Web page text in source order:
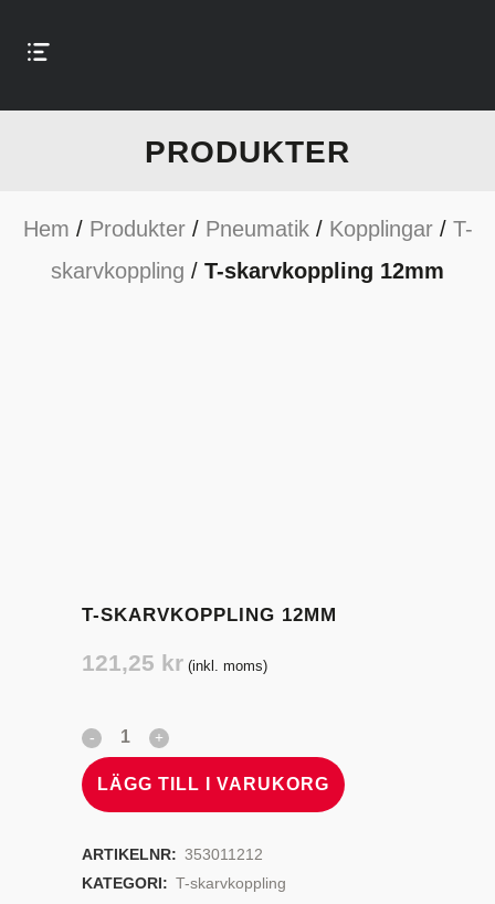
PRODUKTER
Hem / Produkter/ Pneumatik/ Kopplingar/ T-
skarvkoppling / T-skarvkoppling 12mm
T-SKARVKOPPLING 12MM
121,25 kr (inkl. moms)
LÄGG TILL I VARUKORG
ARTIKELNR: 353011212
KATEGORI: T-skarvkoppling